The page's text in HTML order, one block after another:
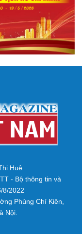
Huệ
- Bộ thông tin và
8/2022
Phùng Chí Kiên,
Nội.